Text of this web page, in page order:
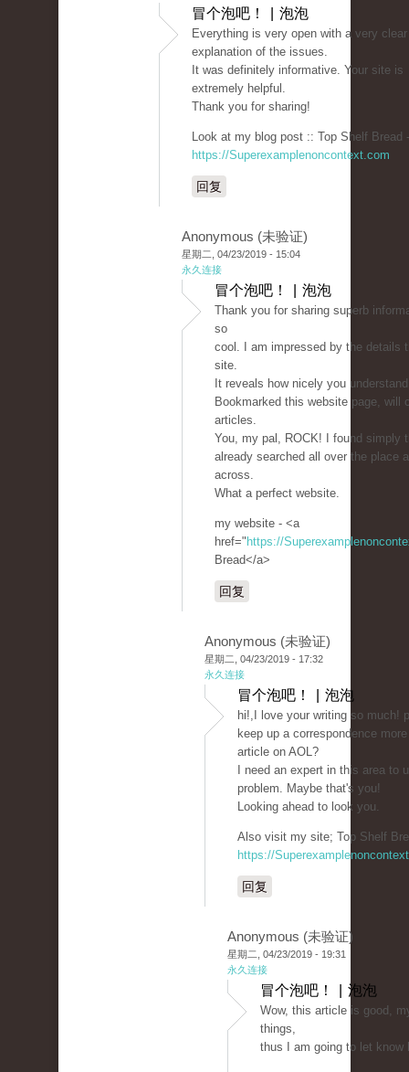
冒个泡吧！ | 泡泡
Everything is very open with a very clear
explanation of the issues.
It was definitely informative. Your site is
extremely helpful.
Thank you for sharing!
Look at my blog post :: Top Shelf Bread -
https://Superexamplenoncontext.com
回复
Anonymous (未验证)
星期二, 04/23/2019 - 15:04
永久连接
冒个泡吧！ | 泡泡
Thank you for sharing superb
so
cool. I am impressed by the details
site.
It reveals how nicely you
Bookmarked this website page, will
articles.
You, my pal, ROCK! I found simply
already searched all over the place
across.
What a perfect website.
my website - <a
href=" https://
Bread</a>
回复
Anonymous (未验证)
星期二, 04/23/2019 - 17:32
永久连接
冒个泡吧！ | 泡泡
hi!,I love your writing so much!
keep up a correspondence
article on AOL?
I need an expert in this area to
problem. Maybe that's you!
Looking ahead to look you.
Also visit my site; Top Shelf
https://
回复
Anonymous (未验证)
星期二, 04/23/2019 - 19:31
永久连接
冒个泡吧！ | 泡泡
Wow, this article is good,
things,
thus I am going to let know